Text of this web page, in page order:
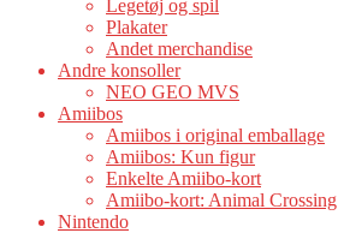
Legetøj og spil
Plakater
Andet merchandise
Andre konsoller
NEO GEO MVS
Amiibos
Amiibos i original emballage
Amiibos: Kun figur
Enkelte Amiibo-kort
Amiibo-kort: Animal Crossing
Nintendo